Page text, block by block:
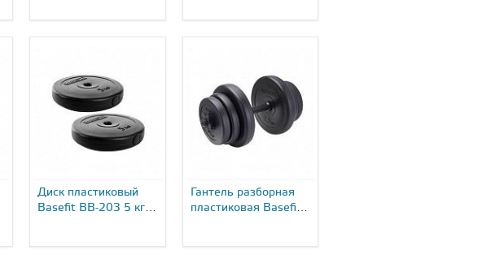
Диск пластиковый
Basefit BB-203 5 кг
Гантель разборная
пластиковая Basefit